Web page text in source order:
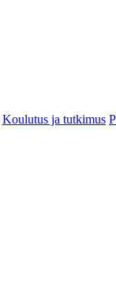
Koulutus ja tutkimus